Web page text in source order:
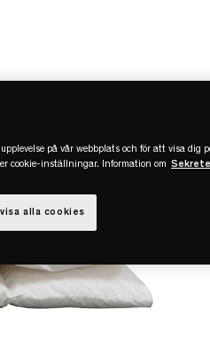
på vår webbplats och för att visa
cookie-inställningar. Information om
alla cookies